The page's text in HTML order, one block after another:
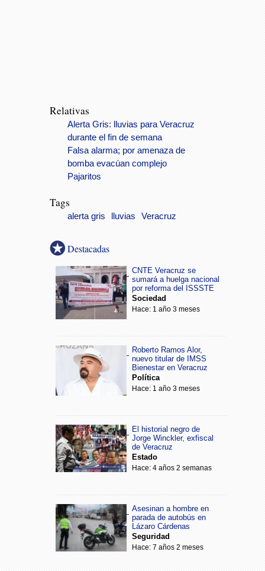
Relativas
Alerta Gris: lluvias para Veracruz
durante el fin de semana
Falsa alarma; por amenaza de
bomba evacúan complejo
Pajaritos
Tags
alerta gris lluvias Veracruz
Destacadas
CNTE Veracruz se
sumará a huelga nacional
por reforma del ISSSTE
Sociedad
Hace: 1 año 3 meses
Roberto Ramos Alor,
nuevo titular de IMSS
Bienestar en Veracruz
Política
Hace: 1 año 3 meses
El historial negro de
Jorge Winckler, exfiscal
de Veracruz
Estado
Hace: 4 años 2 semanas
Asesinan a hombre en
parada de autobús en
Lázaro Cárdenas
Seguridad
Hace: 7 años 2 meses